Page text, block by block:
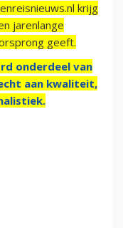
krijg
jarenlange
geeft.
onderdeel van
aan kwaliteit,